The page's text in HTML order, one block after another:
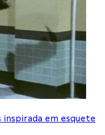
inspirada em esquete